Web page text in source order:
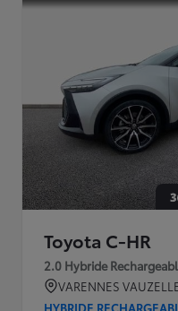
Toyota C-HR
2.0 Hybride
VARENNES
HYBRIDE